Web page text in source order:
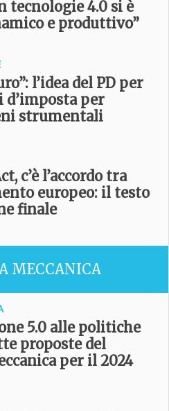
tecnologie 4.0 si è
e produttivo”
l’idea del PD per
per
strumentali
c’è l’accordo tra
europeo: il testo
finale
MECCANICA
5.0 alle politiche
proposte del
per il 2024